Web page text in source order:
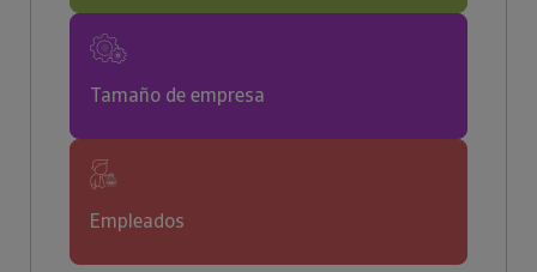
Tamaño de empresa
Empleados